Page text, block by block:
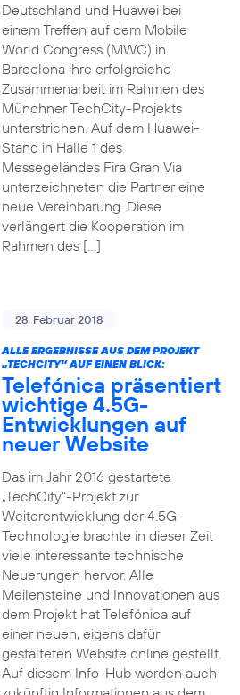
Deutschland und Huawei bei
einem Treffen auf dem Mobile
World Congress (MWC) in
Barcelona ihre erfolgreiche
Zusammenarbeit im Rahmen des
Münchner TechCity-Projekts
unterstrichen. Auf dem Huawei-
Stand in Halle 1 des
Messegeländes Fira Gran Via
unterzeichneten die Partner eine
neue Vereinbarung. Diese
verlängert die Kooperation im
Rahmen des […]
28. Februar 2018
ALLE ERGEBNISSE AUS DEM PROJEKT
„TECHCITY“ AUF EINEN BLICK:
Telefónica präsentiert
wichtige 4.5G-
Entwicklungen auf
neuer Website
Das im Jahr 2016 gestartete
„TechCity“-Projekt zur
Weiterentwicklung der 4.5G-
Technologie brachte in dieser Zeit
viele interessante technische
Neuerungen hervor. Alle
Meilensteine und Innovationen aus
dem Projekt hat Telefónica auf
einer neuen, eigens dafür
gestalteten Website online gestellt.
Auf diesem Info-Hub werden auch